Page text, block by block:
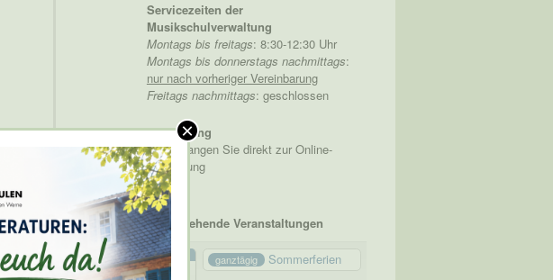
Servicezeiten der
Musikschulverwaltung
Montags bis freitags: 8:30-12:30 Uhr
Montags bis donnerstags nachmittags:
nur nach vorheriger Vereinbarung
Freitags nachmittags: geschlossen
Anmeldung
hiergelangen Sie direkt zur Online-
Anmeldung
Bevorstehende Veranstaltungen
JULI
20
ganztägig Sommerferien
×